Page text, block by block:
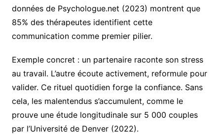
données de Psychologue.net (2023) montrent que
85% des thérapeutes identifient cette
communication comme premier pilier.
Exemple concret : un partenaire raconte son stress
au travail. L’autre écoute activement, reformule pour
valider. Ce rituel quotidien forge la confiance. Sans
cela, les malentendus s’accumulent, comme le
prouve une étude longitudinale sur 5 000 couples
par l’Université de Denver (2022).